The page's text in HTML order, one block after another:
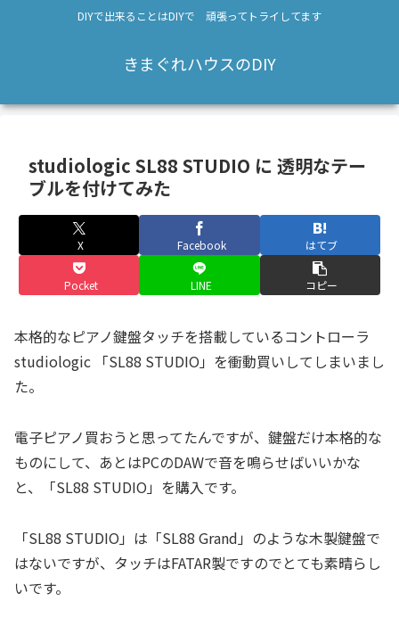
DIYで出来ることはDIYで 頑張ってトライしてます
きまぐれハウスのDIY
studiologic SL88 STUDIO に 透明なテー
ブルを付けてみた
X Facebook はてブ
Pocket LINE コピー
本格的なピアノ鍵盤タッチを搭載しているコントローラ
studiologic 「SL88 STUDIO」を衝動買いしてしまいまし
た。
電子ピアノ買おうと思ってたんですが、鍵盤だけ本格的な
ものにして、あとはPCのDAWで音を鳴らせばいいかな
と、「SL88 STUDIO」を購入です。
「SL88 STUDIO」は「SL88 Grand」のような木製鍵盤で
はないですが、タッチはFATAR製ですのでとても素晴らし
いです。